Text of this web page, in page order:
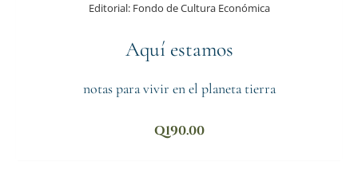
Editorial:Fondo de Cultura Económica
Aquí estamos
notas para vivir en el planeta tierra
Q190.00